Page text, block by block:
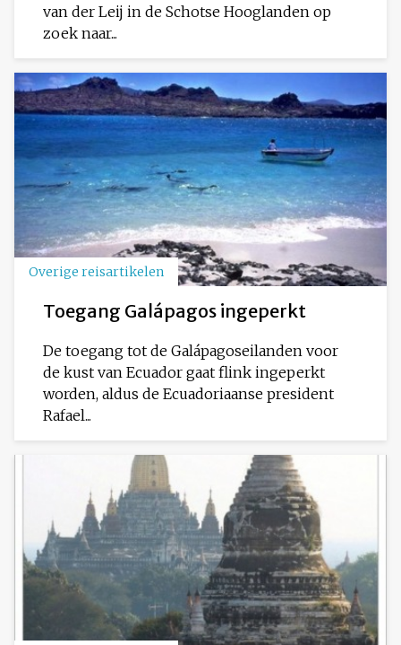
van der Leij in de Schotse Hooglanden op
zoek naar...
Overige reisartikelen
Toegang Galápagos ingeperkt
De toegang tot de Galápagoseilanden voor
de kust van Ecuador gaat flink ingeperkt
worden, aldus de Ecuadoriaanse president
Rafael...